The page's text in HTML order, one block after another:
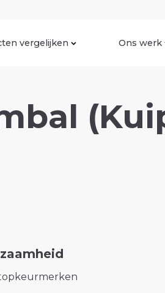
vergelijken Ons werk